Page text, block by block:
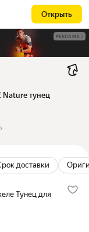
Открыть
РЕКЛАМА
Nature тунец
доставки
Тунец для
₽ вместо